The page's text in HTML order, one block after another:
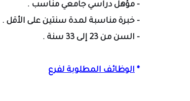
- مؤهل دراسي جامعي مناسب .
- خبرة مناسبة لمدة سنتين على الأقل .
- السن من 23
إلى
* الوظائف المطلوبة لفرع